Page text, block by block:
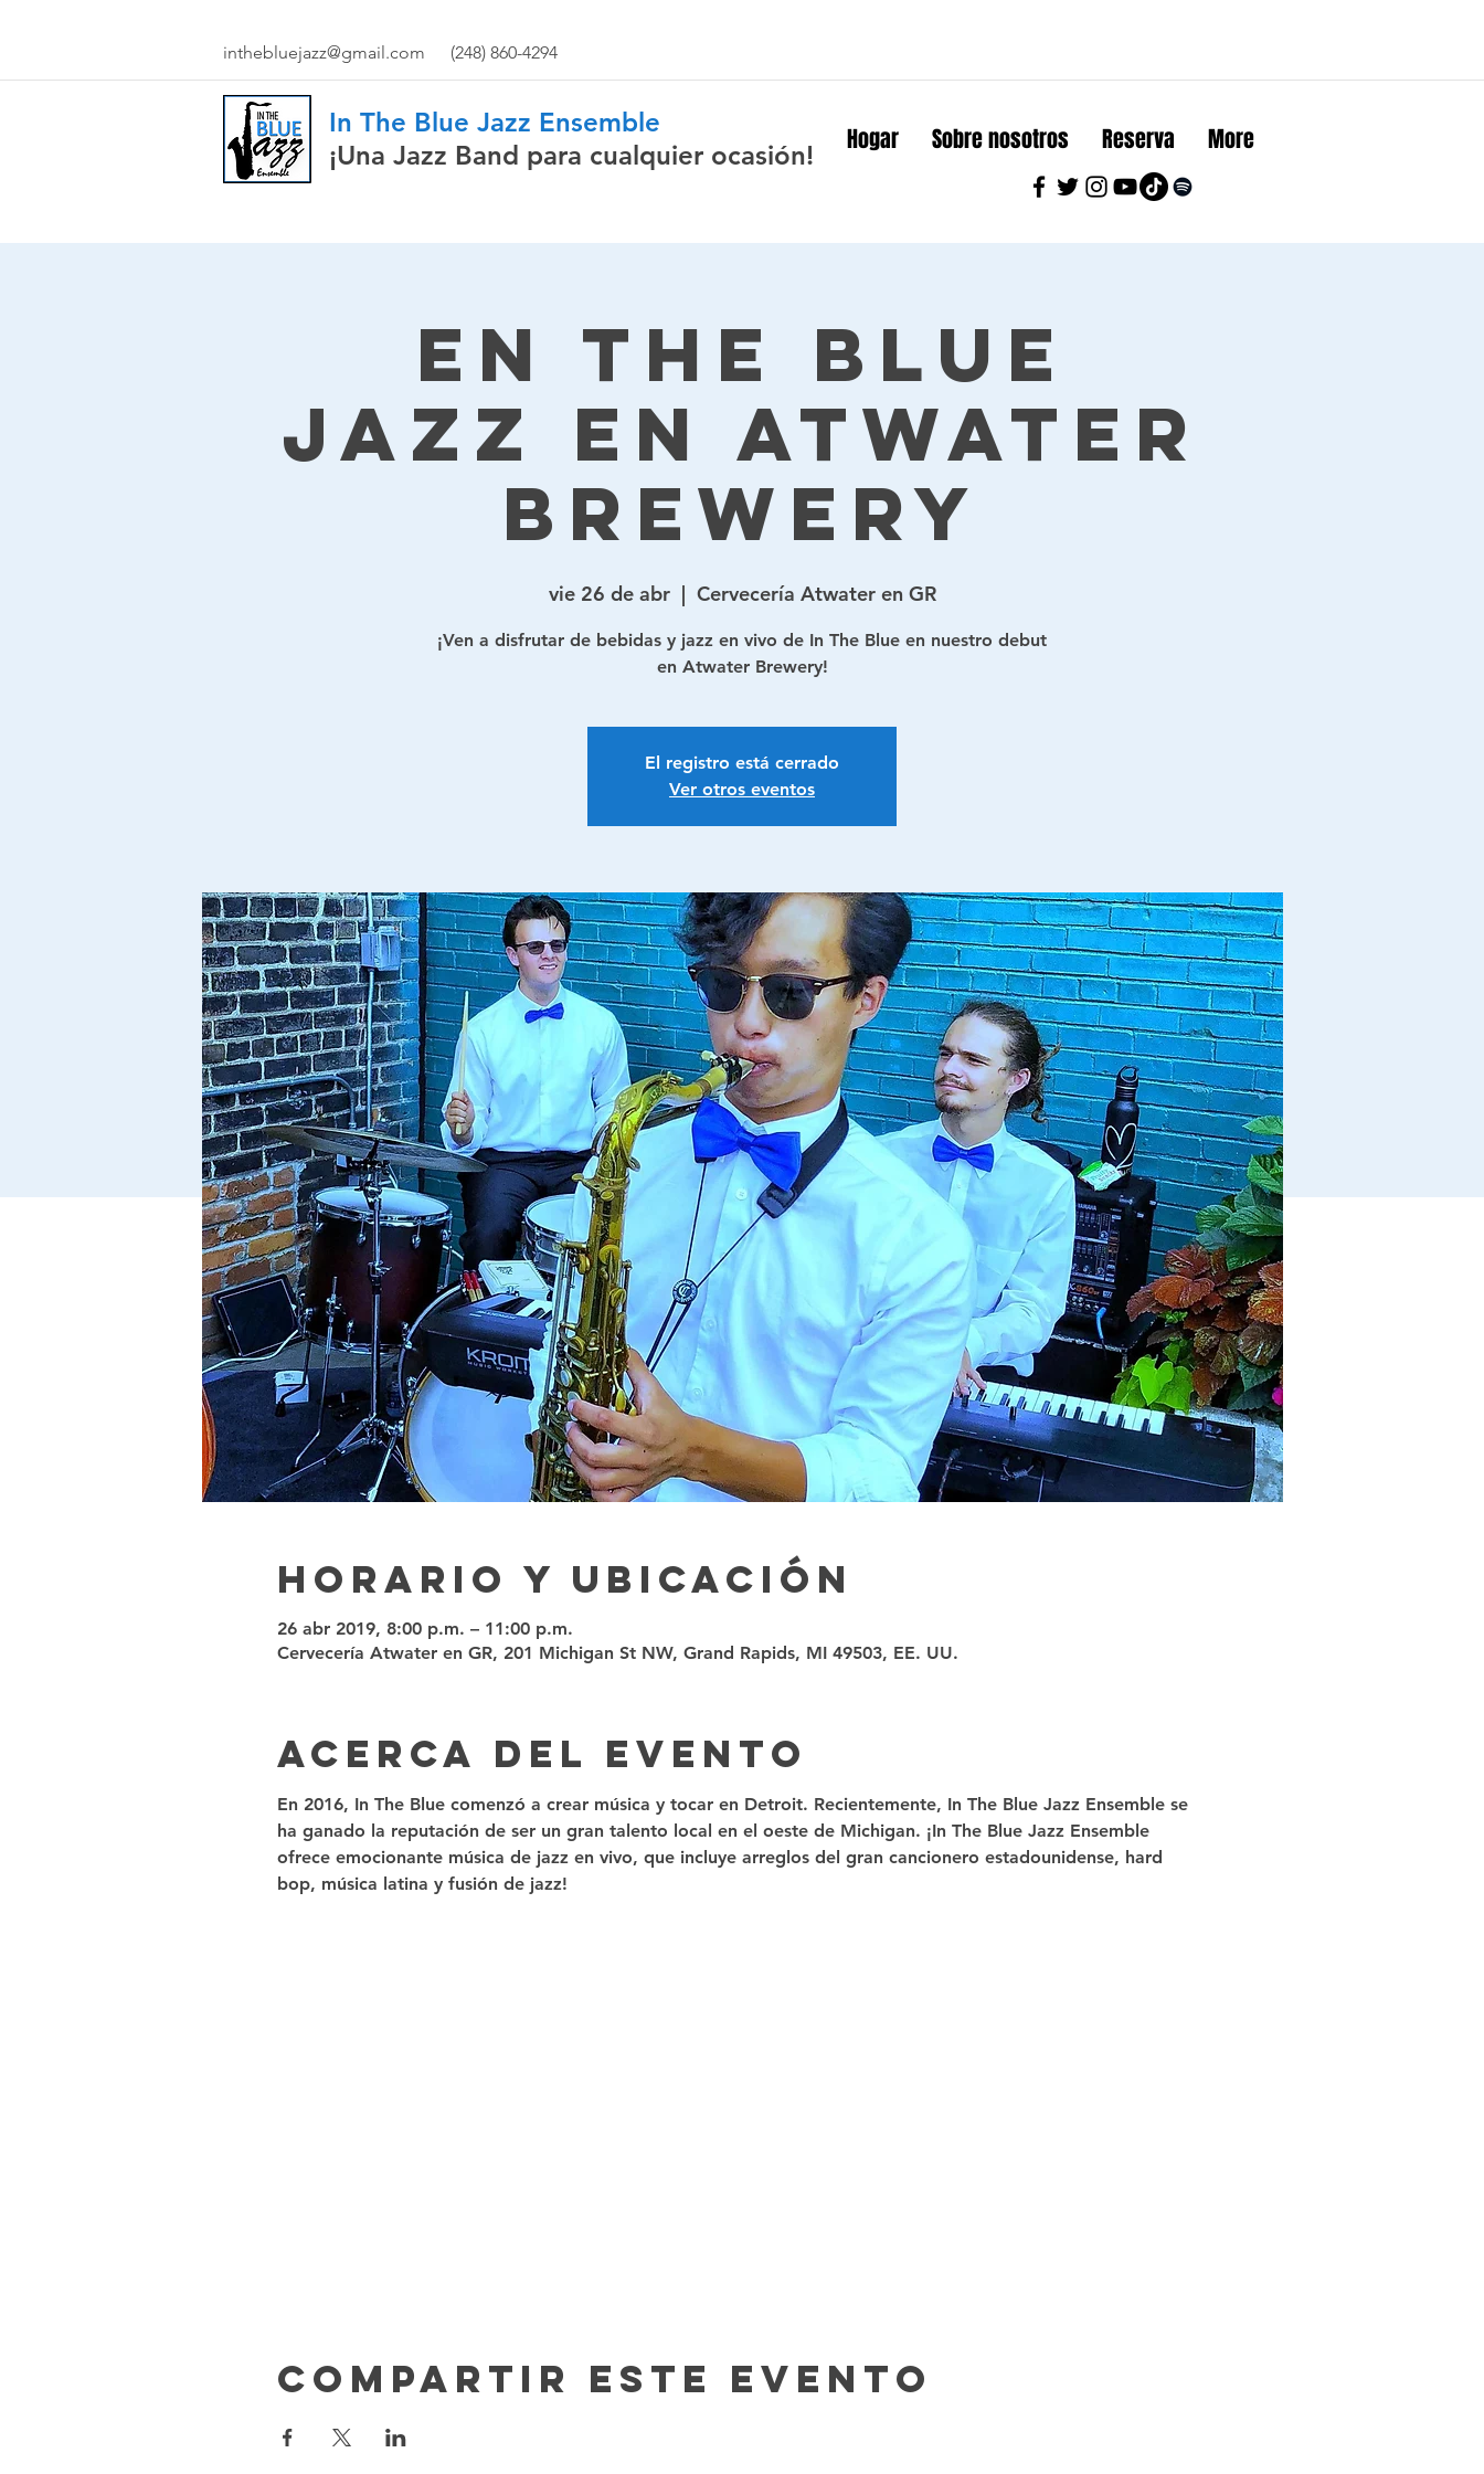
inthebluejazz@gmail.com (248) 860-4294
In The Blue Jazz Ensemble
¡Una Jazz Band para cualquier ocasión!
Hogar Sobre nosotros Reserva More
En The Blue
Jazz en Atwater
Brewery
vie 26 de abr
  |
Cervecería Atwater en GR
¡Ven a disfrutar de bebidas y jazz en vivo de In The Blue en nuestro debut
El registro está cerrado
Ver otros eventos
Horario y ubicación
26 abr 2019, 8:00 p.m. – 11:00 p.m.
Cervecería Atwater en GR, 201 Michigan St NW, Grand Rapids, MI 49503, EE. UU.
Acerca del evento
En 2016, In The Blue comenzó a crear música y tocar en Detroit. Recientemente, In The Blue Jazz Ensemble se
ha ganado la reputación de ser un gran talento local en el oeste de Michigan. ¡In The Blue Jazz Ensemble
ofrece emocionante música de jazz en vivo, que incluye arreglos del gran cancionero estadounidense, hard
bop, música latina y fusión de jazz!
Compartir este evento